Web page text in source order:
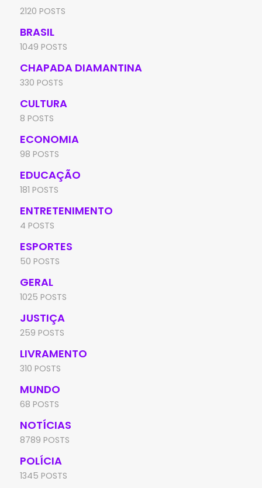
2120 POSTS
BRASIL
1049 POSTS
CHAPADA DIAMANTINA
330 POSTS
CULTURA
8 POSTS
ECONOMIA
98 POSTS
EDUCAÇÃO
181 POSTS
ENTRETENIMENTO
4 POSTS
ESPORTES
50 POSTS
GERAL
1025 POSTS
JUSTIÇA
259 POSTS
LIVRAMENTO
310 POSTS
MUNDO
68 POSTS
NOTÍCIAS
8789 POSTS
POLÍCIA
1345 POSTS